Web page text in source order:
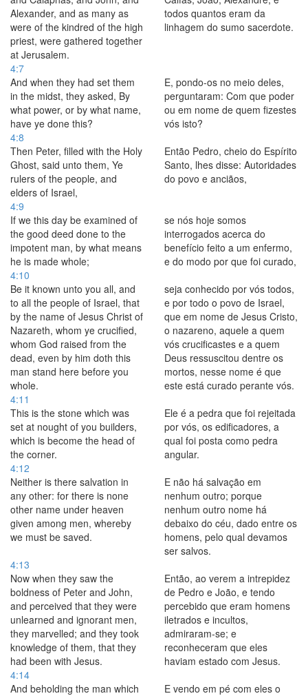
Alexander, and as many as
were of the kindred of the high
priest, were gathered together
at Jerusalem.
todos quantos eram da
linhagem do sumo sacerdote.
4:7
And when they had set them
in the midst, they asked, By
what power, or by what name,
have ye done this?
E, pondo-os no meio deles,
perguntaram: Com que poder
ou em nome de quem fizestes
vós isto?
4:8
Then Peter, filled with the Holy
Ghost, said unto them, Ye
rulers of the people, and
elders of Israel,
Então Pedro, cheio do Espírito
Santo, lhes disse: Autoridades
do povo e anciãos,
4:9
If we this day be examined of
the good deed done to the
impotent man, by what means
he is made whole;
se nós hoje somos
interrogados acerca do
benefício feito a um enfermo,
e do modo por que foi curado,
4:10
Be it known unto you all, and
to all the people of Israel, that
by the name of Jesus Christ of
Nazareth, whom ye crucified,
whom God raised from the
dead, even by him doth this
man stand here before you
whole.
seja conhecido por vós todos,
e por todo o povo de Israel,
que em nome de Jesus Cristo,
o nazareno, aquele a quem
vós crucificastes e a quem
Deus ressuscitou dentre os
mortos, nesse nome é que
este está curado perante vós.
4:11
This is the stone which was
set at nought of you builders,
which is become the head of
the corner.
Ele é a pedra que foi rejeitada
por vós, os edificadores, a
qual foi posta como pedra
angular.
4:12
Neither is there salvation in
any other: for there is none
other name under heaven
given among men, whereby
we must be saved.
E não há salvação em
nenhum outro; porque
nenhum outro nome há
debaixo do céu, dado entre os
homens, pelo qual devamos
ser salvos.
4:13
Now when they saw the
boldness of Peter and John,
and perceived that they were
unlearned and ignorant men,
they marvelled; and they took
knowledge of them, that they
had been with Jesus.
Então, ao verem a intrepidez
de Pedro e João, e tendo
percebido que eram homens
iletrados e incultos,
admiraram-se; e
reconheceram que eles
haviam estado com Jesus.
4:14
And beholding the man which
E vendo em pé com eles o